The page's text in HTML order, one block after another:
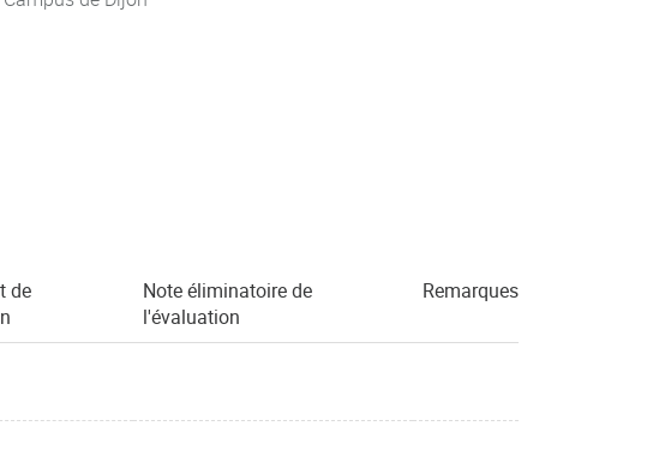
de
Note éliminatoire de
l'évaluation
Remarques